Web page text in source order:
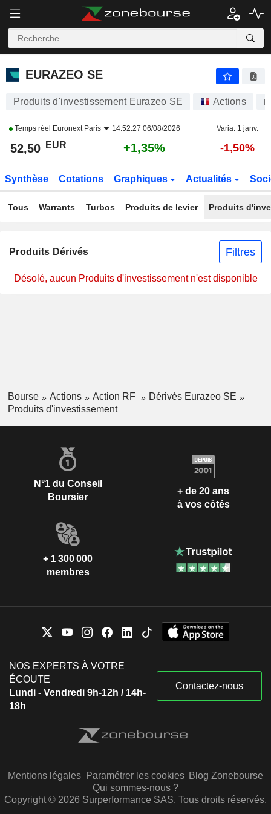
EURAZEO SE
EURAZEO SE
Produits d'investissement Eurazeo SE Actions
Temps réel Euronext Paris 14:52:27 06/08/2026 Varia. 1 janv.
52,50 EUR +1,35% -1,50%
Synthèse Cotations Graphiques Actualités
Tous Warrants Turbos Produits de levier Produits
Produits Dérivés Filtres
Désolé, aucun Produits d'investissement n'est disponible
Bourse Actions Action RF
Dérivés Eurazeo SE
Produits d'investissement
N°1 du Conseil
Boursier
+ de 20 ans
à vos côtés
+ 1 300 000
membres
NOS EXPERTS À VOTRE
ÉCOUTE
Lundi - Vendredi 9h-12h / 14h-
18h
Contactez-nous
Mentions légales Paramétrer les cookies Blog Zonebourse
Qui sommes-nous ?
Copyright © 2026 Surperformance SAS. Tous droits réservés.